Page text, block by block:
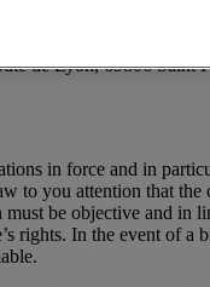
de Lyon, 69806 Saint
in force and in
to you attention that the
must be objective and in
rights. In the event of a